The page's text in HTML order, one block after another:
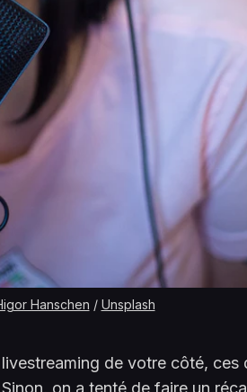
Hanschen / Unsplash
de votre côté, ces